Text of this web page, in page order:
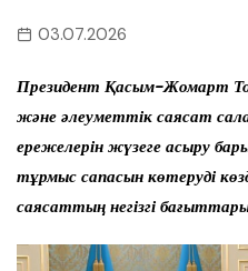
03.07.2026
Президент Қасым-Жомарт
және әлеуметтік саясат
ережелерін жүзеге асыру
тұрмыс сапасын көтеруді
саясаттың негізгі